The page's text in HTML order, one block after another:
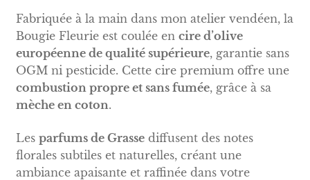
Fabriquée à la main dans mon atelier vendéen, la
Bougie Fleurie est coulée en cire d’olive
européenne de qualité supérieure, garantie sans
OGM ni pesticide. Cette cire premium offre une
combustion propre et sans fumée, grâce à sa
mèche en coton.
Les parfums de Grassediffusent des notes
florales subtiles et naturelles, créant une
ambiance apaisante et raffinée dans votre